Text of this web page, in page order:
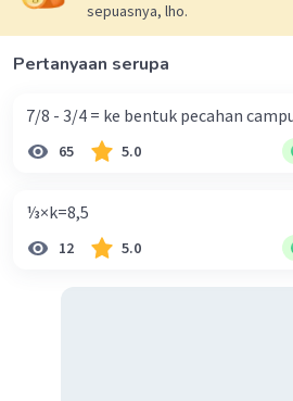
sepuasnya, lho.
Pertanyaan serupa
7/8 - 3/4 = ke bentuk pecahan
65 5.0
⅓×k=8,5
12 5.0